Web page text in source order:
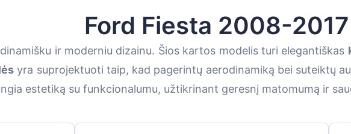
Mazda
Mercedes-Benz
Opel Vauxhall
Ford Fiesta 2008-2017
ir moderniu dizainu. Šios kartos modelis turi elegantiškas
yra suprojektuoti taip, kad pagerintų aerodinamiką bei suteiktų
estetiką su funkcionalumu, užtikrinant geresnį matomumą ir